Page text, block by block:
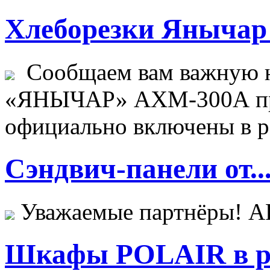
Хлеборезки Янычар
Сообщаем вам важную
«ЯНЫЧАР» АХМ-300А
официально включены в
Сэндвич-панели
Уважаемые
Шкафы POLAIR в